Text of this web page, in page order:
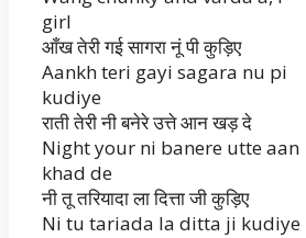
girl
आँख तेरी गई सागरा नूं पी कुड़िए
Aankh teri gayi sagara nu pi
kudiye
राती तेरी नी बनेरे उत्ते आन खड़ दे
Night your ni banere utte aan
khad de
नी तू तरियादा ला दित्ता जी कुड़िए
Ni tu tariada la ditta ji kudiye